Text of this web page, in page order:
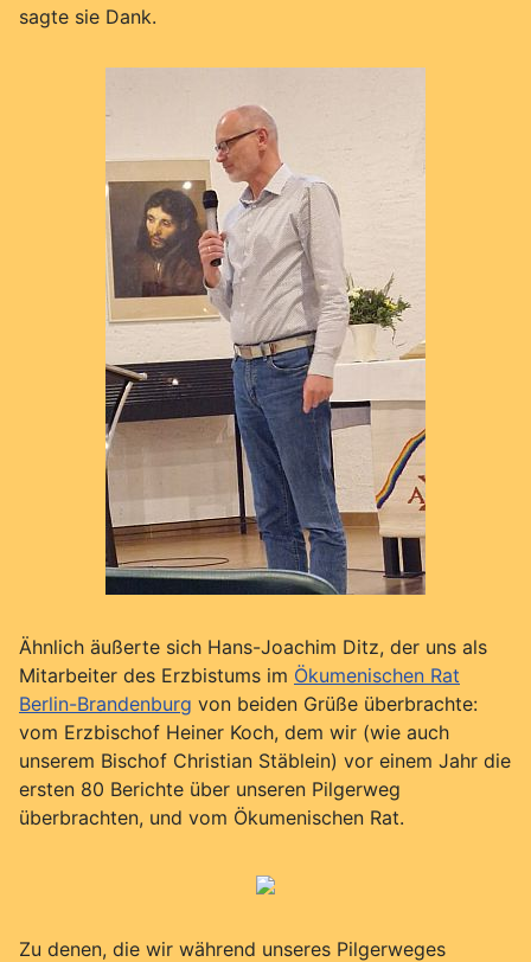
sagte sie Dank.
Ähnlich äußerte sich Hans-Joachim Ditz, der uns als
Mitarbeiter des Erzbistums im Ökumenischen Rat
Berlin-Brandenburg von beiden Grüße überbrachte:
vom Erzbischof Heiner Koch, dem wir (wie auch
unserem Bischof Christian Stäblein) vor einem Jahr die
ersten 80 Berichte über unseren Pilgerweg
überbrachten, und vom Ökumenischen Rat.
Zu denen, die wir während unseres Pilgerweges